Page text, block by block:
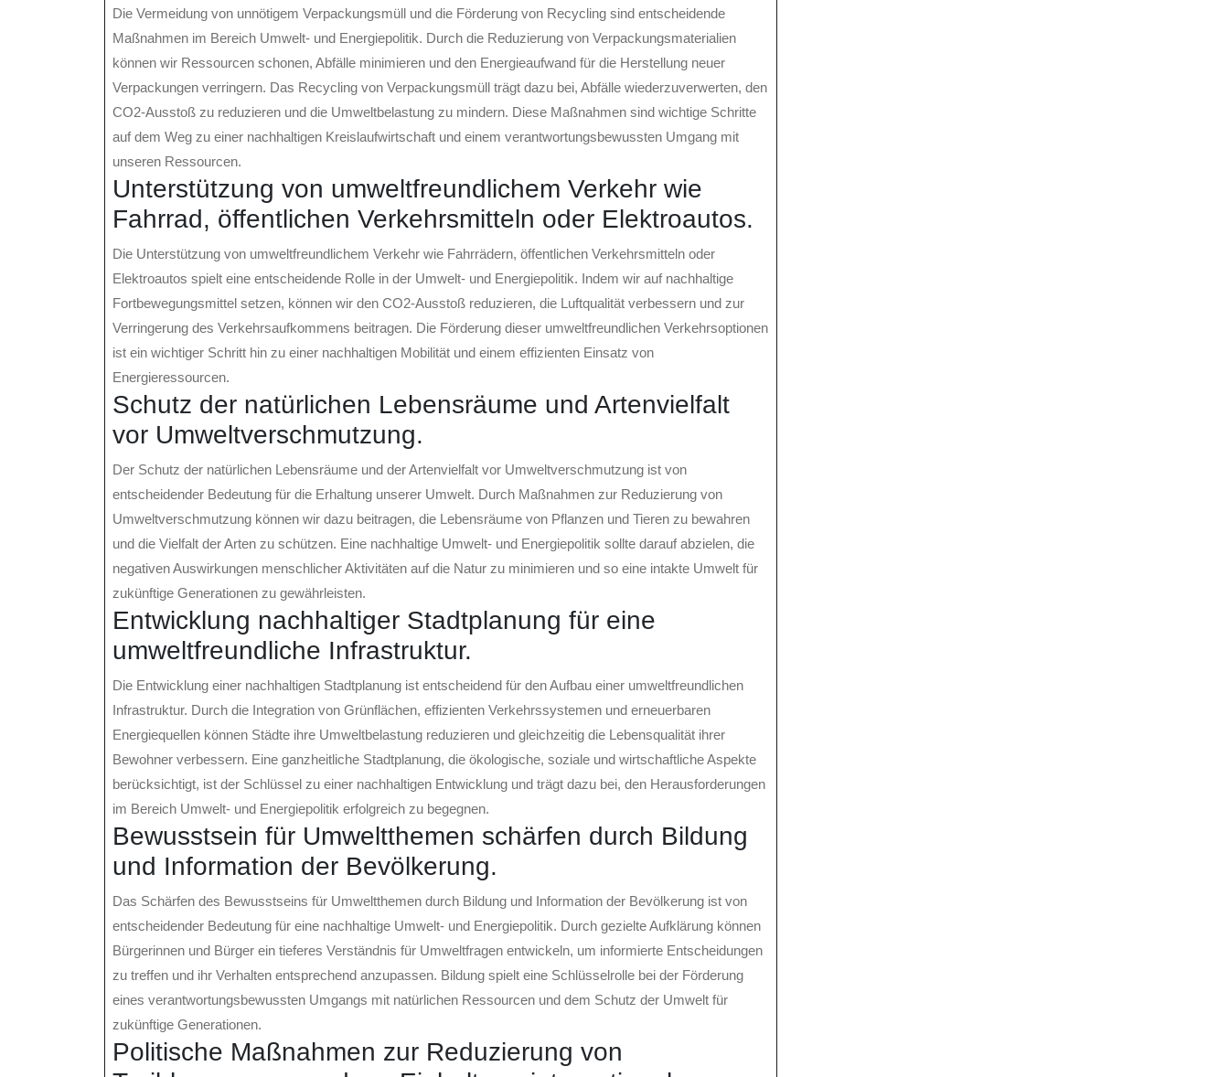
Die Vermeidung von unnötigem Verpackungsmüll und die Förderung von Recycling sind entscheidende
Maßnahmen im Bereich Umwelt- und Energiepolitik. Durch die Reduzierung von Verpackungsmaterialien
können wir Ressourcen schonen, Abfälle minimieren und den Energieaufwand für die Herstellung neuer
Verpackungen verringern. Das Recycling von Verpackungsmüll trägt dazu bei, Abfälle wiederzuverwerten, den
CO2-Ausstoß zu reduzieren und die Umweltbelastung zu mindern. Diese Maßnahmen sind wichtige Schritte
auf dem Weg zu einer nachhaltigen Kreislaufwirtschaft und einem verantwortungsbewussten Umgang mit
unseren Ressourcen.
Unterstützung von umweltfreundlichem Verkehr wie
Fahrrad, öffentlichen Verkehrsmitteln oder Elektroautos.
Die Unterstützung von umweltfreundlichem Verkehr wie Fahrrädern, öffentlichen Verkehrsmitteln oder
Elektroautos spielt eine entscheidende Rolle in der Umwelt- und Energiepolitik. Indem wir auf nachhaltige
Fortbewegungsmittel setzen, können wir den CO2-Ausstoß reduzieren, die Luftqualität verbessern und zur
Verringerung des Verkehrsaufkommens beitragen. Die Förderung dieser umweltfreundlichen Verkehrsoptionen
ist ein wichtiger Schritt hin zu einer nachhaltigen Mobilität und einem effizienten Einsatz von
Energieressourcen.
Schutz der natürlichen Lebensräume und Artenvielfalt
vor Umweltverschmutzung.
Der Schutz der natürlichen Lebensräume und der Artenvielfalt vor Umweltverschmutzung ist von
entscheidender Bedeutung für die Erhaltung unserer Umwelt. Durch Maßnahmen zur Reduzierung von
Umweltverschmutzung können wir dazu beitragen, die Lebensräume von Pflanzen und Tieren zu bewahren
und die Vielfalt der Arten zu schützen. Eine nachhaltige Umwelt- und Energiepolitik sollte darauf abzielen, die
negativen Auswirkungen menschlicher Aktivitäten auf die Natur zu minimieren und so eine intakte Umwelt für
zukünftige Generationen zu gewährleisten.
Entwicklung nachhaltiger Stadtplanung für eine
umweltfreundliche Infrastruktur.
Die Entwicklung einer nachhaltigen Stadtplanung ist entscheidend für den Aufbau einer umweltfreundlichen
Infrastruktur. Durch die Integration von Grünflächen, effizienten Verkehrssystemen und erneuerbaren
Energiequellen können Städte ihre Umweltbelastung reduzieren und gleichzeitig die Lebensqualität ihrer
Bewohner verbessern. Eine ganzheitliche Stadtplanung, die ökologische, soziale und wirtschaftliche Aspekte
berücksichtigt, ist der Schlüssel zu einer nachhaltigen Entwicklung und trägt dazu bei, den Herausforderungen
im Bereich Umwelt- und Energiepolitik erfolgreich zu begegnen.
Bewusstsein für Umweltthemen schärfen durch Bildung
und Information der Bevölkerung.
Das Schärfen des Bewusstseins für Umweltthemen durch Bildung und Information der Bevölkerung ist von
entscheidender Bedeutung für eine nachhaltige Umwelt- und Energiepolitik. Durch gezielte Aufklärung können
Bürgerinnen und Bürger ein tieferes Verständnis für Umweltfragen entwickeln, um informierte Entscheidungen
zu treffen und ihr Verhalten entsprechend anzupassen. Bildung spielt eine Schlüsselrolle bei der Förderung
eines verantwortungsbewussten Umgangs mit natürlichen Ressourcen und dem Schutz der Umwelt für
zukünftige Generationen.
Politische Maßnahmen zur Reduzierung von